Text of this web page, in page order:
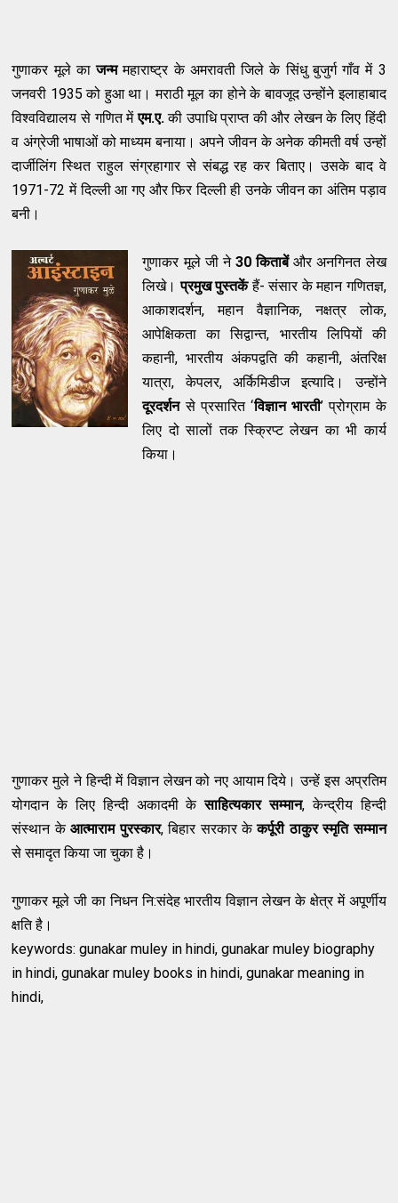
गुणाकर मूले काजन्ममहाराष्ट्र के अमरावती जिले के सिंधु बुजुर्ग गाँव में 3
जनवरी 1935 को हुआ था। मराठी मूल का होने के बावजूद उन्होंने इलाहाबाद
विश्वविद्यालय से गणित मेंएम.ए.की उपाधि‍ प्राप्त की और लेखन के लिए हिंदी
व अंग्रेजी भाषाओं को माध्यम बनाया। अपने जीवन के अनेक कीमती वर्ष उन्हों
दार्जीलिंग स्थित राहुल संग्रहागार से संबद्ध रह कर बिताए। उसके बाद वे
1971-72 में दिल्ली आ गए और फिर दिल्ली ही उनके जीवन का अंतिम पड़ाव
बनी।
गुणाकर मूले जी ने 30 किताबेंऔर अनगिनत लेख
लिखे।प्रमुख पुस्तकेंहैं- संसार के महान गणितज्ञ,
आकाशदर्शन, महान वैज्ञानिक, नक्षत्र लोक,
आपेक्षिकता का सिद्वान्त, भारतीय लिपियों की
कहानी, भारतीय अंकपद्वति की कहानी, अंतरिक्ष
यात्रा, केपलर, अर्किमिडीज इत्यादि। उन्होंने
दूरदर्शनसे प्रसारित ‘विज्ञान भारती’ प्रोग्राम के
लिए दो सालों तक स्क्रिप्ट लेखन का भी कार्य
किया।
गुणाकर मुले ने हिन्दी में विज्ञान लेखन को नए आयाम दिये। उन्हें इस अप्रतिम
योगदान के लिए हिन्दी अकादमी केसाहित्यकार सम्मान, केन्द्रीय हिन्दी
संस्थान केआत्माराम पुरस्कार, बिहार सरकार केकर्पूरी ठाकुर स्मृति सम्मान
से समादृत किया जा चुका है।
गुणाकर मूले जी का निधन नि:संदेह भारतीय विज्ञान लेखन के क्षेत्र में अपूर्णीय
क्षति है।
keywords: gunakar muley in hindi, gunakar muley biography
in hindi, gunakar muley books in hindi, gunakar meaning in
hindi,